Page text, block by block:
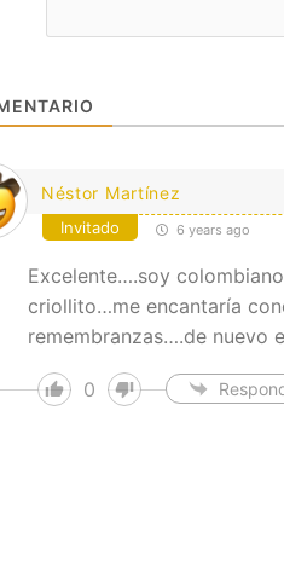
Néstor Martínez
Invitado 6 years ago
Excelente….soy
criollito…me encantaría
remembranzas….de nuevo
0